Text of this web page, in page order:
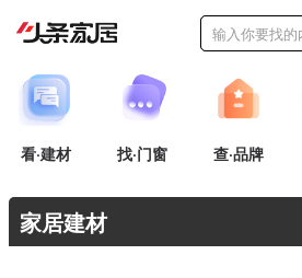
看·建材 找·门窗 查·品牌
家居建材